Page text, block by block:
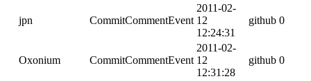
jpn CommitCommentEvent
2011-02-
12
12:24:31
github 0
Oxonium CommitCommentEvent
2011-02-
12
12:31:28
github 0